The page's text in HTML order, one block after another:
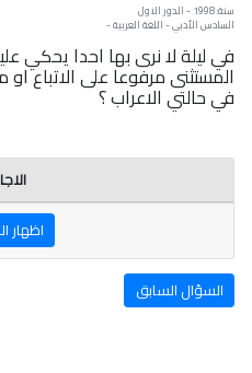
سنة: 1998 - الدور الاول
السادس الأدبي - اللغة العربية -
في ليلة لا نرى بها احدا يحكي
المستثنى مرفوعا على الاتباع او
في حالتي الاعراب ؟
الاجابة
اظهار
السؤال السابق